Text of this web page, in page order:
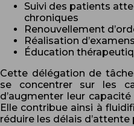
Suivi des patients
chroniques
Renouvellement
Réalisation
Éducation
Cette délégation de
se concentrer sur les
d’augmenter leur
Elle contribue ainsi à
réduire les délais